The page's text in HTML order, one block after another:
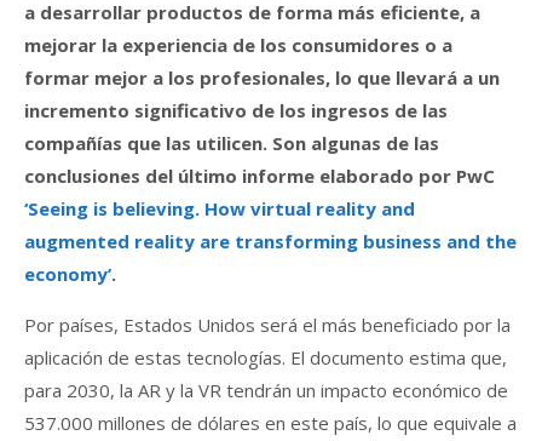
a desarrollar productos de forma más eficiente, a
mejorar la experiencia de los consumidores o a
formar mejor a los profesionales, lo que llevará a un
incremento significativo de los ingresos de las
compañías que las utilicen. Son algunas de las
conclusiones del último informe elaborado por PwC
‘Seeing is believing. How virtual reality and
augmented reality are transforming business and the
economy’.
Por países, Estados Unidos será el más beneficiado por la
aplicación de estas tecnologías. El documento estima que,
para 2030, la AR y la VR tendrán un impacto económico de
537.000 millones de dólares en este país, lo que equivale a